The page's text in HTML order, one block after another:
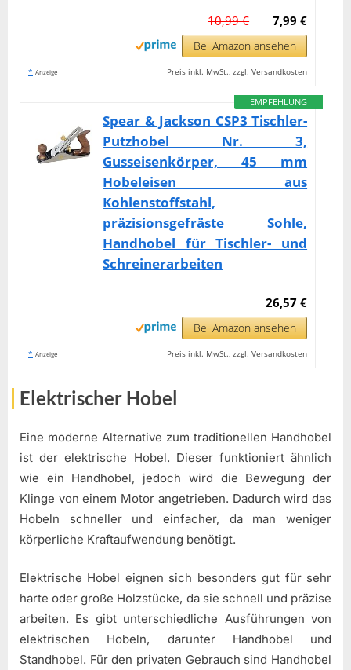
7,99 €
10,99 €
Bei Amazon ansehen
* Anzeige Preis inkl. MwSt., zzgl. Versandkosten
EMPFEHLUNG
Spear & Jackson CSP3 Tischler-
Putzhobel Nr. 3,
Gusseisenkörper, 45 mm
Hobeleisen aus
Kohlenstoffstahl,
präzisionsgefräste Sohle,
Handhobel für Tischler- und
Schreinerarbeiten
26,57 €
Bei Amazon ansehen
* Anzeige Preis inkl. MwSt., zzgl. Versandkosten
Elektrischer Hobel
Eine moderne Alternative zum traditionellen Handhobel
ist der elektrische Hobel. Dieser funktioniert ähnlich
wie ein Handhobel, jedoch wird die Bewegung der
Klinge von einem Motor angetrieben. Dadurch wird das
Hobeln schneller und einfacher, da man weniger
körperliche Kraftaufwendung benötigt.
Elektrische Hobel eignen sich besonders gut für sehr
harte oder große Holzstücke, da sie schnell und präzise
arbeiten. Es gibt unterschiedliche Ausführungen von
elektrischen Hobeln, darunter Handhobel und
Standhobel. Für den privaten Gebrauch sind Handhobel